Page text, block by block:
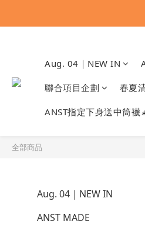
Aug. 04｜NEW IN
聯合項目企劃 春夏
ANST指定下身送中筒襪
全部商品
Aug. 04｜NEW IN
ANST MADE